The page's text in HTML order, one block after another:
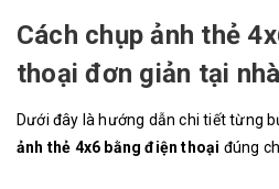
Cách chụp ảnh thẻ
thoại đơn giản tại nhà
Dưới đây là hướng dẫn chi tiết từng
ảnh thẻ 4x6 bằng điện thoại đúng